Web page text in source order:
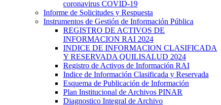
coronavirus COVID-19
Informe de Solicitudes y Respuesta
Instrumentos de Gestión de Información Pública
REGISTRO DE ACTIVOS DE
INFORMACION RAI 2024
INDICE DE INFORMACION CLASIFICADA
Y RESERVADA QUILISALUD 2024
Registro de Activos de Información RAI
Indice de Información Clasificada y Reservada
Esquema de Publicación de Información
Plan Institucional de Archivos PINAR
Diagnostico Integral de Archivo